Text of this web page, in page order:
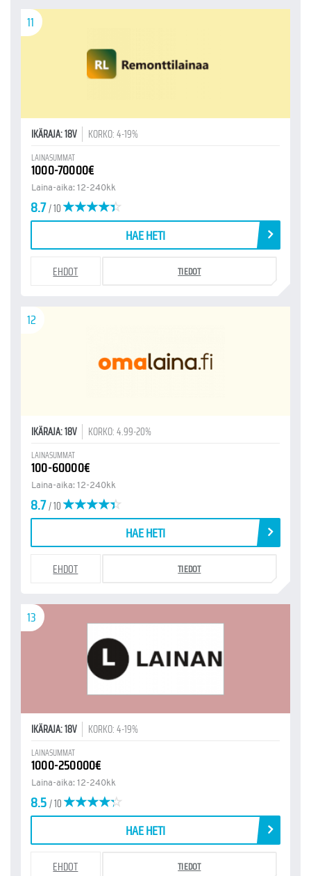
11
IKÄRAJA: 18V KORKO: 4-19%
LAINASUMMAT
1000-70000€
Laina-aika: 12-240kk
8.7/ 10
HAE HETI
EHDOT TIEDOT
12
IKÄRAJA: 18V KORKO: 4.99-20%
LAINASUMMAT
100-60000€
Laina-aika: 12-240kk
8.7/ 10
HAE HETI
EHDOT TIEDOT
13
IKÄRAJA: 18V KORKO: 4-19%
LAINASUMMAT
1000-250000€
Laina-aika: 12-240kk
8.5/ 10
HAE HETI
EHDOT TIEDOT